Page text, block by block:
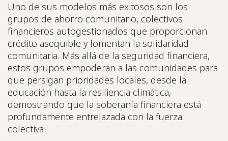
Uno de sus modelos más exitosos son los
grupos de ahorro comunitario, colectivos
financieros autogestionados que proporcionan
crédito asequible y fomentan la solidaridad
comunitaria. Más allá de la seguridad financiera,
estos grupos empoderan a las comunidades para
que persigan prioridades locales, desde la
educación hasta la resiliencia climática,
demostrando que la soberanía financiera está
profundamente entrelazada con la fuerza
colectiva.